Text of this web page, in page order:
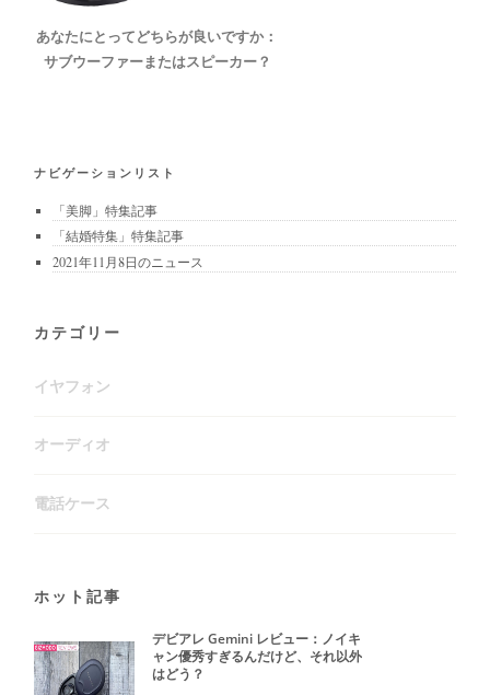
あなたにとってどちらが良いですか：
サブウーファーまたはスピーカー？
ナビゲーションリスト
「美脚」特集記事
「結婚特集」特集記事
2021年11月8日のニュース
カテゴリー
イヤフォン
オーディオ
電話ケース
ホット記事
デビアレ Gemini レビュー：ノイキ
ャン優秀すぎるんだけど、それ以外
はどう？